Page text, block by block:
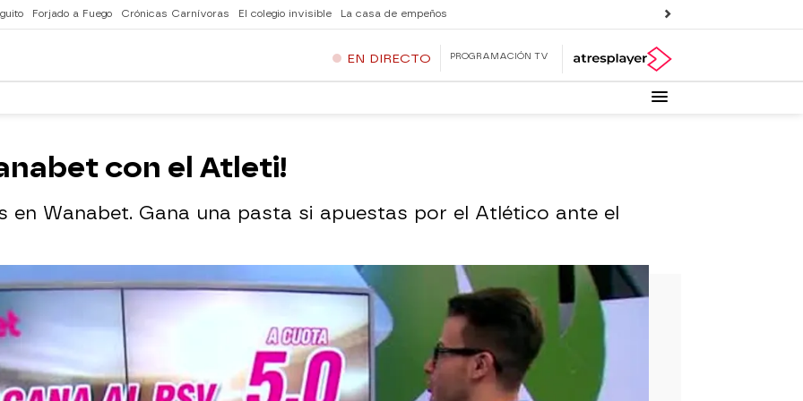
Forjado a Fuego Crónicas Carnívoras El colegio invisible La casa de empeños
EN DIRECTO PROGRAMACIÓN TV
con el Atleti!
en Wanabet. Gana una pasta si apuestas por el Atlético ante el